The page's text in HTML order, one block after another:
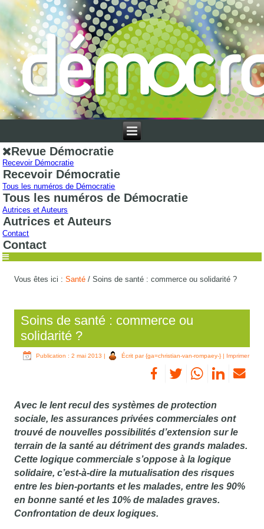
Revue Démocratie
Recevoir Démocratie
Recevoir Démocratie
Tous les numéros de Démocratie
Tous les numéros de Démocratie
Autrices et Auteurs
Autrices et Auteurs
Contact
Contact
Vous êtes ici :Santé /Soins de santé : commerce ou solidarité ?
Soins de santé : commerce ou
solidarité ?
Publication : 2 mai 2013 | Écrit par {ga=christian-van-rompaey-}| Imprimer
Avec le lent recul des systèmes de protection
sociale, les assurances privées commerciales ont
trouvé de nouvelles possibilités d’extension sur le
terrain de la santé au détriment des grands malades.
Cette logique commerciale s’oppose à la logique
solidaire, c’est-à-dire la mutualisation des risques
entre les bien-portants et les malades, entre les 90%
en bonne santé et les 10% de malades graves.
Confrontation de deux logiques.